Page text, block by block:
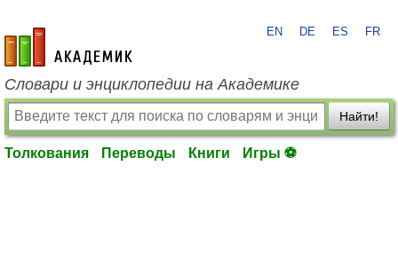
academic.ru
EN DE ES FR
Словари и энциклопедии на Академике
Найти!
Толкования Переводы Книги Игры ⚽